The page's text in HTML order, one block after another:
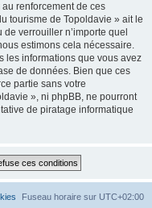
renforcement de ces
tourisme de Topoldavie » ait le
verrouiller n’importe quel
estimons cela nécessaire.
les informations que vous avez
de données. Bien que ces
partie sans votre
», ni phpBB, ne pourront
de piratage informatique
Fuseau horaire sur UTC+02:00